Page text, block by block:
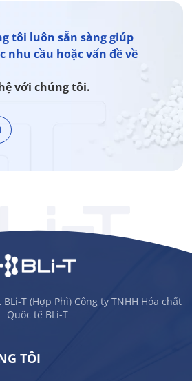
tôi luôn sẵn sàng giúp
nhu cầu hoặc vấn đề về
với chúng tôi.
T (Hợp Phì) Công ty TNHH Hóa chất
Quốc tế BLi-T
TÔI